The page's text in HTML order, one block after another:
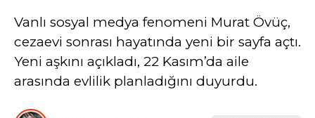
GÜNDEM
Vanlı sosyal medya fenomeni Murat Övüç,
cezaevi sonrası hayatında yeni bir sayfa açtı.
Yeni aşkını açıkladı, 22 Kasım’da aile
arasında evlilik planladığını duyurdu.